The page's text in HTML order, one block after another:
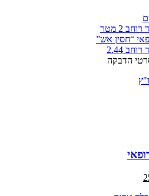
2 מטר
“חסין אש”
2.44
הדבקה